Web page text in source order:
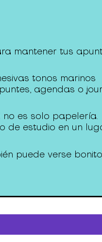
mantener tus
tonos marinos
agendas o
no es solo papelería.
de estudio en un
puede verse